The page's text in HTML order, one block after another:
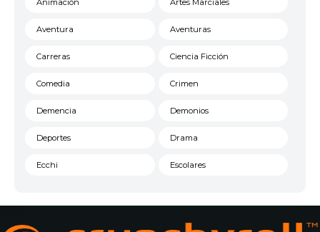
Animación Artes Marciales
Aventura Aventuras
Carreras Ciencia Ficción
Comedia Crimen
Demencia Demonios
Deportes Drama
Ecchi Escolares